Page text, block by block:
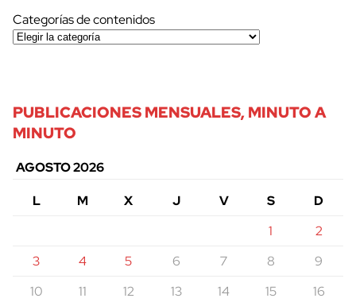
Categorías de contenidos
PUBLICACIONES MENSUALES, MINUTO A
MINUTO
AGOSTO 2026
L
M X J V S
D
1
2
3
4 5 6 7 8
9
10
11 12 13 14 15 16